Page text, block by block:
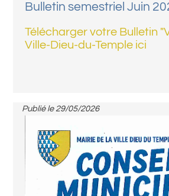
Bulletin semestriel Juin
Télécharger votre Bulletin
Ville-Dieu-du-Temple ici
Publié le 29/05/2026